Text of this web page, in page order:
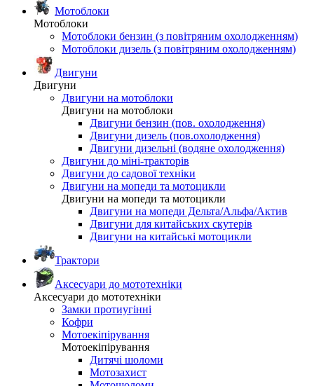
Мотоблоки
Мотоблоки
Мотоблоки бензин (з повітряним охолодженням)
Мотоблоки дизель (з повітряним охолодженням)
Двигуни
Двигуни
Двигуни на мотоблоки
Двигуни на мотоблоки
Двигуни бензин (пов. охолодження)
Двигуни дизель (пов.охолодження)
Двигуни дизельні (водяне охолодження)
Двигуни до міні-тракторів
Двигуни до садової техніки
Двигуни на мопеди та мотоцикли
Двигуни на мопеди та мотоцикли
Двигуни на мопеди Дельта/Альфа/Актив
Двигуни для китайських скутерів
Двигуни на китайські мотоцикли
Трактори
Аксесуари до мототехніки
Аксесуари до мототехніки
Замки протиугінні
Кофри
Мотоекіпірування
Мотоекіпірування
Дитячі шоломи
Мотозахист